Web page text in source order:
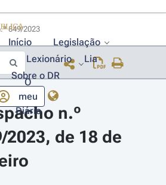
Início
Legislação
Lexionário
Lia
Sobre o DR
O
meu
Diário
n.º
2023, de 18 de